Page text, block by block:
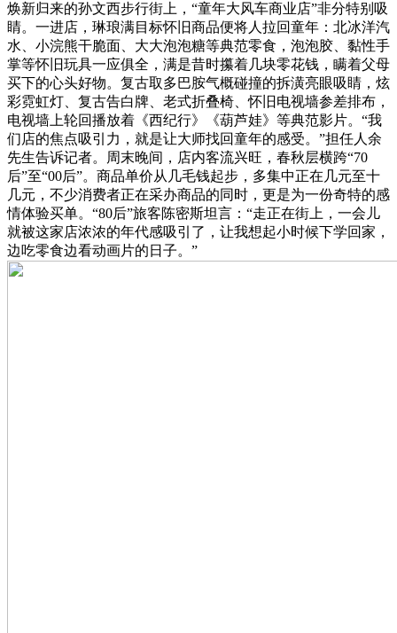
焕新归来的孙文西步行街上，“童年大风车商业店”非分特别吸
睛。一进店，琳琅满目标怀旧商品便将人拉回童年：北冰洋汽
水、小浣熊干脆面、大大泡泡糖等典范零食，泡泡胶、黏性手
掌等怀旧玩具一应俱全，满是昔时攥着几块零花钱，瞒着父母
买下的心头好物。复古取多巴胺气概碰撞的拆潢亮眼吸睛，炫
彩霓虹灯、复古告白牌、老式折叠椅、怀旧电视墙参差排布，
电视墙上轮回播放着《西纪行》《葫芦娃》等典范影片。“我
们店的焦点吸引力，就是让大师找回童年的感受。”担任人余
先生告诉记者。周末晚间，店内客流兴旺，春秋层横跨“70
后”至“00后”。商品单价从几毛钱起步，多集中正在几元至十
几元，不少消费者正在采办商品的同时，更是为一份奇特的感
情体验买单。“80后”旅客陈密斯坦言：“走正在街上，一会儿
就被这家店浓浓的年代感吸引了，让我想起小时候下学回家，
边吃零食边看动画片的日子。”